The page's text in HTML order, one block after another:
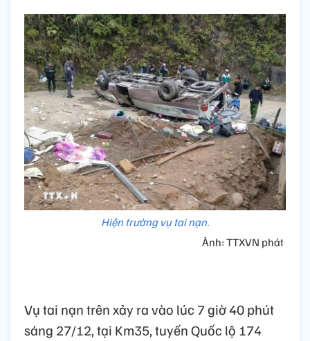
Hiện trường vụ tai nạn.
Ảnh: TTXVN phát
Vụ tai nạn trên xảy ra vào lúc 7 giờ 40 phút
sáng 27/12, tại Km35, tuyến Quốc lộ 174